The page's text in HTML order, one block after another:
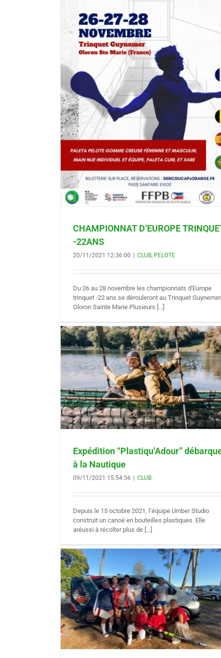
CHAMPIONNAT D’EUROPE
-22ANS
20/11/2021 12:36:00 CLUB, PELOTE
Du 26 au 28 novembre les championnats d'Europe
trinquet -22 ans se dérouleront au Trinquet
Oloron Sainte Marie.Plusieurs [...]
Expédition “Plastiqu’Adour”
à la Nautique
09/11/2021 15:54:56 CLUB
Depuis le 15 octobre 2021, l’équipe Umber Studio
construit un canoë en bouteilles plastiques. Elle
aréussi à récolter plus de [...]